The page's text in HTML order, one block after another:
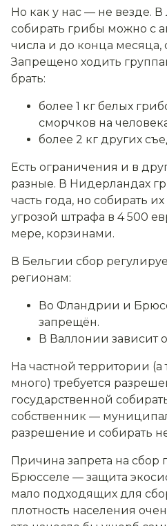
Но как у нас — не везде. В
собирать грибы можно с
числа и до конца месяца,
Запрещено ходить
брать:
более 1 кг белых
сморчков на
более 2 кг других
Есть ограничения и в
разные. В Нидерландах
часть года, но собирать их
угрозой штрафа в 4 500
мере, корзинами.
В Бельгии сбор
регионам:
Во Фландрии и
запрещён.
В Валлонии зависит
На частной территории (а
много) требуется
государственной
собственник —
разрешение и собирать
Причина запрета на
Брюсселе — защита
мало подходящих для
плотность населения